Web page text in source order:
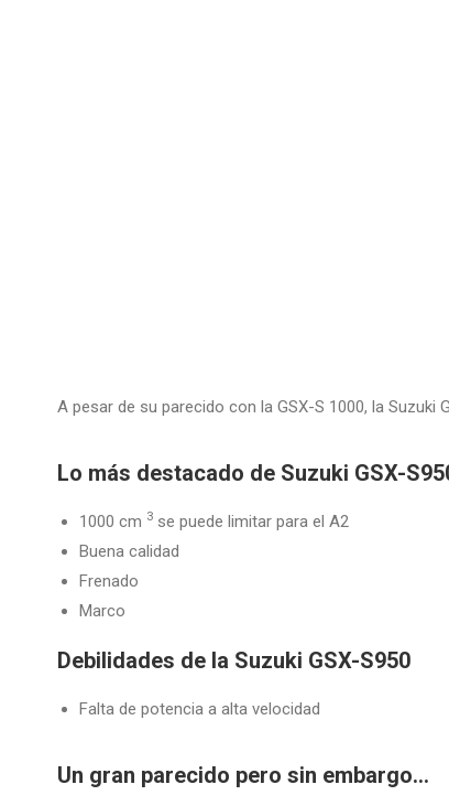
A pesar de su parecido con la GSX-S 1000, la
Lo más destacado de Suzuki GSX-
1000 cm 3 se puede limitar para el A2
Buena calidad
Frenado
Marco
Debilidades de la Suzuki GSX-S950
Falta de potencia a alta velocidad
Un gran parecido pero sin embargo…